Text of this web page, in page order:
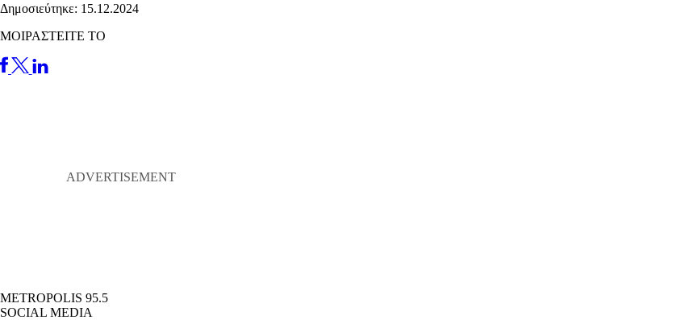
Δημοσιεύτηκε: 15.12.2024
ΜΟΙΡΑΣΤΕΙΤΕ ΤΟ
METROPOLIS 95.5
SOCIAL MEDIA